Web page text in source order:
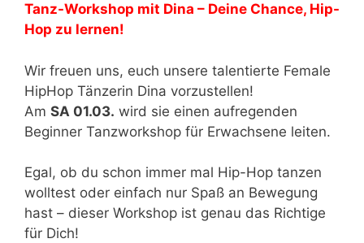
Tanz-Workshop mit Dina – Deine Chance, Hip-
Hop zu lernen!
Wir freuen uns, euch unsere talentierte Female
HipHop Tänzerin Dina vorzustellen!
Am SA 01.03. wird sie einen aufregenden
Beginner Tanzworkshop für Erwachsene leiten.
Egal, ob du schon immer mal Hip-Hop tanzen
wolltest oder einfach nur Spaß an Bewegung
hast – dieser Workshop ist genau das Richtige
für Dich!